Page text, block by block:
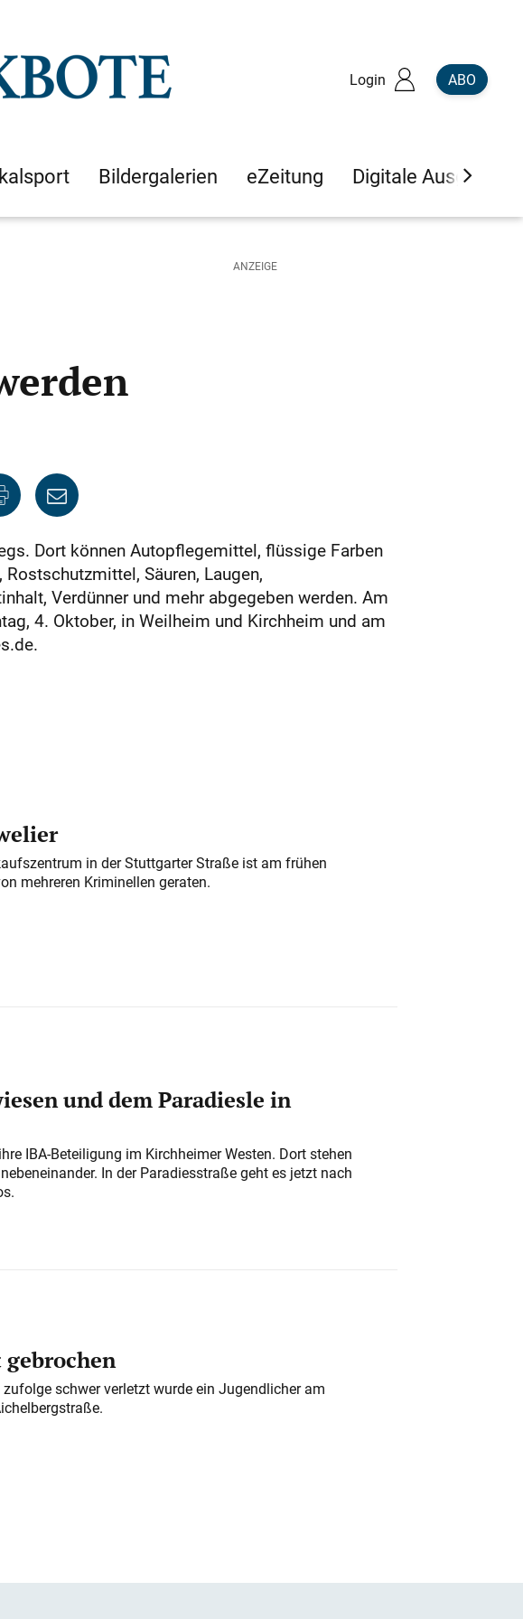
Login ABO
Bildergalerien eZeitung Digitale Ausgaben
Dort können Autopflegemittel, flüssige Farben
Säuren, Laugen,
Verdünner und mehr abgegeben werden. Am
4. Oktober, in Weilheim und Kirchheim und am
in der Stuttgarter Straße ist am frühen
mehreren Kriminellen geraten.
und dem Paradiesle in
IBA-Beteiligung im Kirchheimer Westen. Dort stehen
In der Paradiesstraße geht es jetzt nach
schwer verletzt wurde ein Jugendlicher am